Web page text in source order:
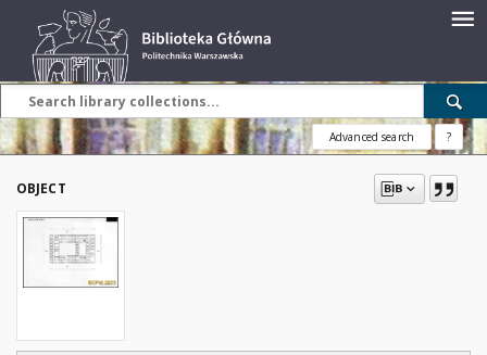
Advanced search ?
OBJECT